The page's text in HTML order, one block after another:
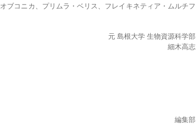
オブコニカ、プリムラ・ベリス、フレイキネティア・ムルチフ
元 島根大学 生物資源科学部
細木高志
編集部